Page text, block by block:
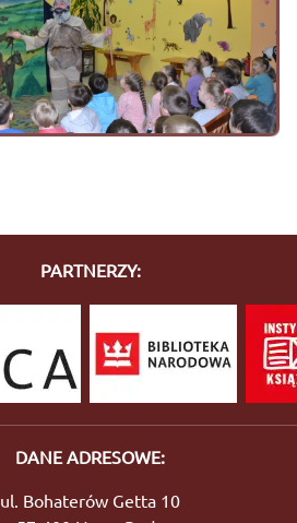
PARTNERZY:
DANE ADRESOWE:
ul. Bohaterów Getta 10